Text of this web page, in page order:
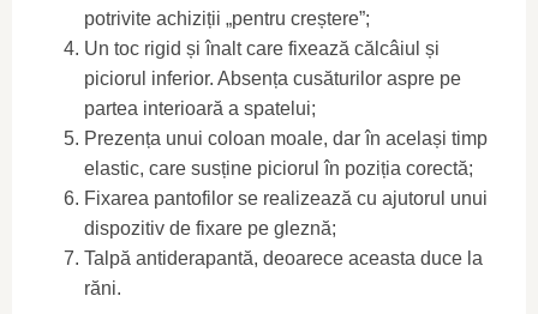
potrivite achiziții „pentru creștere”;
Un toc rigid și înalt care fixează călcâiul și
piciorul inferior. Absența cusăturilor aspre pe
partea interioară a spatelui;
Prezența unui coloan moale, dar în același timp
elastic, care susține piciorul în poziția corectă;
Fixarea pantofilor se realizează cu ajutorul unui
dispozitiv de fixare pe gleznă;
Talpă antiderapantă, deoarece aceasta duce la
răni.